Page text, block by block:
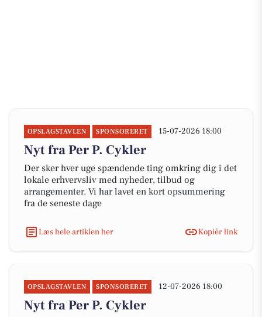
OPSLAGSTAVLEN SPONSORERET 15-07-2026 18:00
Nyt fra Per P. Cykler
Der sker hver uge spændende ting omkring dig i det
lokale erhvervsliv med nyheder, tilbud og
arrangementer. Vi har lavet en kort opsummering
fra de seneste dage
Læs hele artiklen her Kopiér link
OPSLAGSTAVLEN SPONSORERET 12-07-2026 18:00
Nyt fra Per P. Cykler